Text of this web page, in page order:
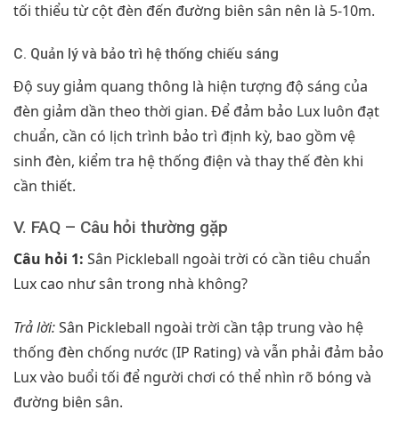
tối thiểu từ cột đèn đến đường biên sân nên là 5-10m.
C. Quản lý và bảo trì hệ thống chiếu sáng
Độ suy giảm quang thông là hiện tượng độ sáng của
đèn giảm dần theo thời gian. Để đảm bảo Lux luôn đạt
chuẩn, cần có lịch trình bảo trì định kỳ, bao gồm vệ
sinh đèn, kiểm tra hệ thống điện và thay thế đèn khi
cần thiết.
V. FAQ – Câu hỏi thường gặp
Câu hỏi 1: Sân Pickleball ngoài trời có cần tiêu chuẩn
Lux cao như sân trong nhà không?
Trả lời:Sân Pickleball ngoài trời cần tập trung vào hệ
thống đèn chống nước (IP Rating) và vẫn phải đảm bảo
Lux vào buổi tối để người chơi có thể nhìn rõ bóng và
đường biên sân.